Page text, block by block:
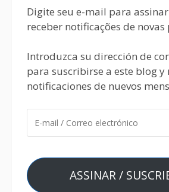
Digite seu e-mail para
receber notificações de
Introduzca su dirección de
para suscribirse a este blog
notificaciones de nuevos
ASSINAR /